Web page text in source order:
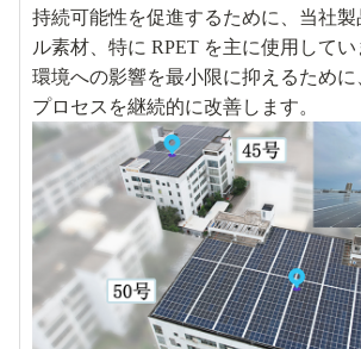
持続可能性を促進するために、当社製
ル素材、特に RPET を主に使用してい
環境への影響を最小限に抑えるため
プロセスを継続的に改善します。